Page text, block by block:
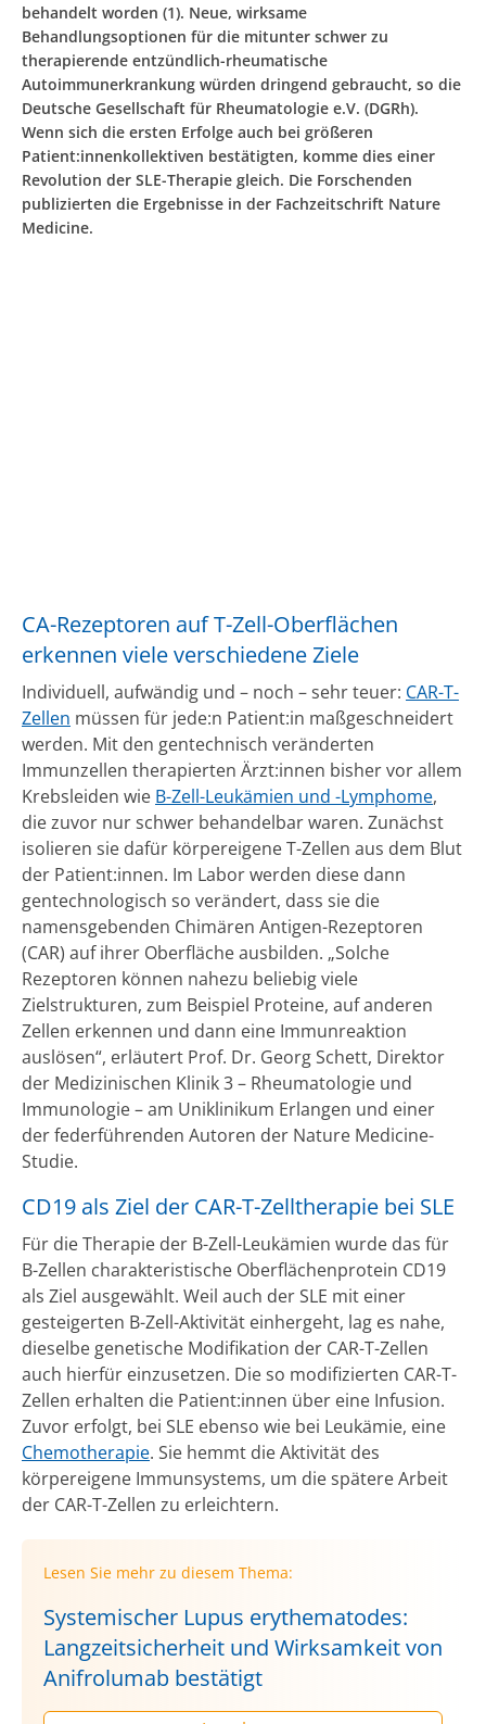
behandelt worden (1). Neue, wirksame
Behandlungsoptionen für die mitunter schwer zu
therapierende entzündlich-rheumatische
Autoimmunerkrankung würden dringend gebraucht, so die
Deutsche Gesellschaft für Rheumatologie e.V. (DGRh).
Wenn sich die ersten Erfolge auch bei größeren
Patient:innenkollektiven bestätigten, komme dies einer
Revolution der SLE-Therapie gleich. Die Forschenden
publizierten die Ergebnisse in der Fachzeitschrift Nature
Medicine.
CA-Rezeptoren auf T-Zell-Oberflächen
erkennen viele verschiedene Ziele
Individuell, aufwändig und – noch – sehr teuer: CAR-T-
Zellen müssen für jede:n Patient:in maßgeschneidert
werden. Mit den gentechnisch veränderten
Immunzellen therapierten Ärzt:innen bisher vor allem
Krebsleiden wie B-Zell-Leukämien und -Lymphome,
die zuvor nur schwer behandelbar waren. Zunächst
isolieren sie dafür körpereigene T-Zellen aus dem Blut
der Patient:innen. Im Labor werden diese dann
gentechnologisch so verändert, dass sie die
namensgebenden Chimären Antigen-Rezeptoren
(CAR) auf ihrer Oberfläche ausbilden. „Solche
Rezeptoren können nahezu beliebig viele
Zielstrukturen, zum Beispiel Proteine, auf anderen
Zellen erkennen und dann eine Immunreaktion
auslösen“, erläutert Prof. Dr. Georg Schett, Direktor
der Medizinischen Klinik 3 – Rheumatologie und
Immunologie – am Uniklinikum Erlangen und einer
der federführenden Autoren der Nature Medicine-
Studie.
CD19 als Ziel der CAR-T-Zelltherapie bei SLE
Für die Therapie der B-Zell-Leukämien wurde das für
B-Zellen charakteristische Oberflächenprotein CD19
als Ziel ausgewählt. Weil auch der SLE mit einer
gesteigerten B-Zell-Aktivität einhergeht, lag es nahe,
dieselbe genetische Modifikation der CAR-T-Zellen
auch hierfür einzusetzen. Die so modifizierten CAR-T-
Zellen erhalten die Patient:innen über eine Infusion.
Zuvor erfolgt, bei SLE ebenso wie bei Leukämie, eine
Chemotherapie. Sie hemmt die Aktivität des
körpereigene Immunsystems, um die spätere Arbeit
der CAR-T-Zellen zu erleichtern.
Lesen Sie mehr zu diesem Thema:
Systemischer Lupus erythematodes:
Langzeitsicherheit und Wirksamkeit von
Anifrolumab bestätigt